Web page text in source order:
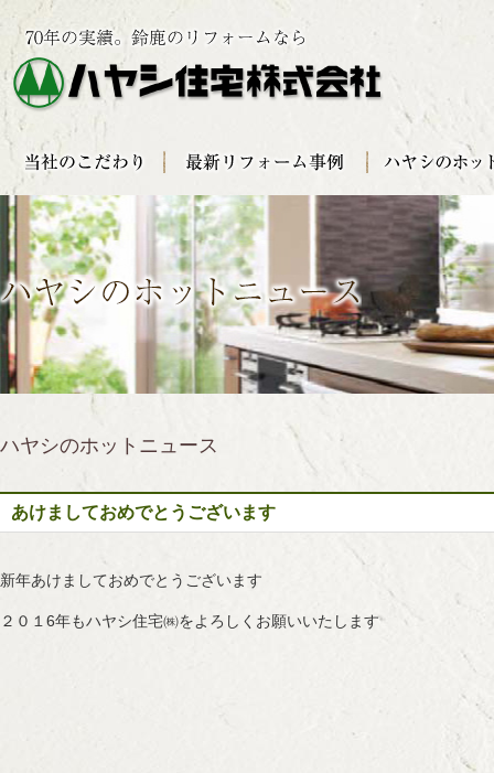
ハヤシのホットニュース
あけましておめでとうございます
新年あけましておめでとうございます
２０１6年もハヤシ住宅㈱をよろしくお願いいたします